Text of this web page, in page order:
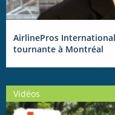
AirlinePros
tournante à Montréal
Vidéos